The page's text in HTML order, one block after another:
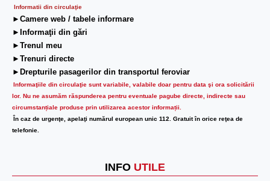
Informatii din circulaţie
►Camere web / tabele informare
►Informaţii din gări
►Trenul meu
►Trenuri directe
►Drepturile pasagerilor din transportul feroviar
Informaţiile din circulaţie sunt variabile, valabile doar pentru data şi ora solicitării
lor. Nu ne asumăm răspunderea pentru eventuale pagube directe, indirecte sau
circumstanțiale produse prin utilizarea acestor informații.
În caz de urgenţe, apelaţi numărul european unic 112. Gratuit în orice reţea de
telefonie.
INFO UTILE